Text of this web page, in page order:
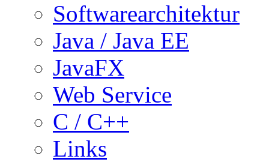
Softwarearchitektur
Java / Java EE
JavaFX
Web Service
C / C++
Links